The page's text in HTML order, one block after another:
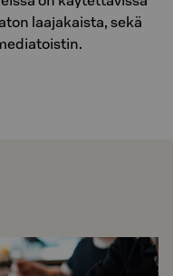
laajakaista, sekä